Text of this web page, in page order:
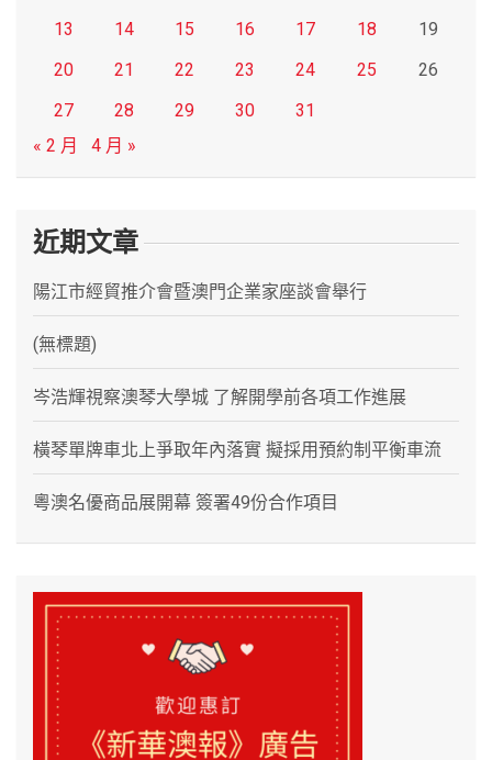
13
14 15 16 17 18
19
20
21 22 23 24 25
26
27
28 29 30
31
« 2 月
4 月 »
近期文章
陽江市經貿推介會暨澳門企業家座談會舉行
(無標題)
岑浩輝視察澳琴大學城 了解開學前各項工作進展
橫琴單牌車北上爭取年內落實 擬採用預約制平衡車流
粵澳名優商品展開幕 簽署49份合作項目